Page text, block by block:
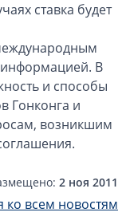
ставка будет
В
и способы
Гонконга и
возникшим
2 ноя 2011
ко всем новостям